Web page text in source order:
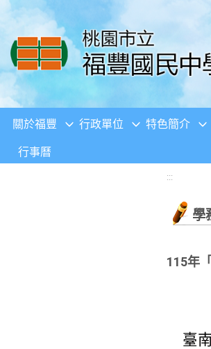
移至網頁之主要內容區位置
關於福豐 行政單位 特色簡介
行事曆
:::
學
115年
臺南